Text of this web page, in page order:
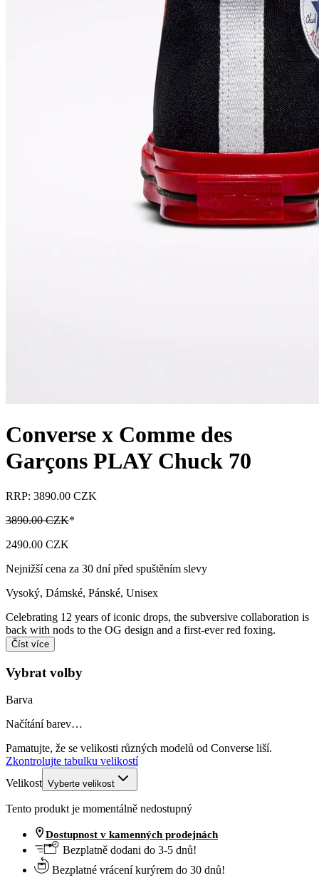
Converse x Comme des
Garçons PLAY Chuck 70
RRP: 3890.00 CZK
3890.00 CZK*
2490.00 CZK
Nejnižší cena za 30 dní před spuštěním slevy
Vysoký, Dámské, Pánské, Unisex
Celebrating 12 years of iconic drops, the subversive collaboration is
back with nods to the OG design and a first-ever red foxing.
Číst více
Vybrat volby
Barva
Načítání barev…
Pamatujte, že se velikosti různých modelů od Converse liší.
Zkontrolujte tabulku velikostí
Velikost Vyberte velikost
Tento produkt je momentálně nedostupný
Dostupnost v kamenných prodejnách
Bezplatně dodani do 3-5 dnů!
Bezplatné vrácení kurýrem do 30 dnů!